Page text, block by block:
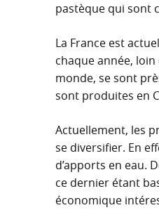
pastèque qui sont
La France est
chaque année, loin
monde, se sont
sont produites en
Actuellement, les
se diversifier. En
d’apports en eau.
ce dernier étant
économique